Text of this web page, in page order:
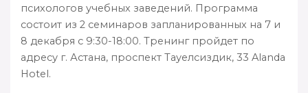
психологов учебных заведений. Программа
состоит из 2 семинаров запланированных на 7 и
8 декабря с 9:30-18:00. Тренинг пройдет по
адресу г. Астана, проспект Тауелсиздик, 33 Alanda
Hotel.